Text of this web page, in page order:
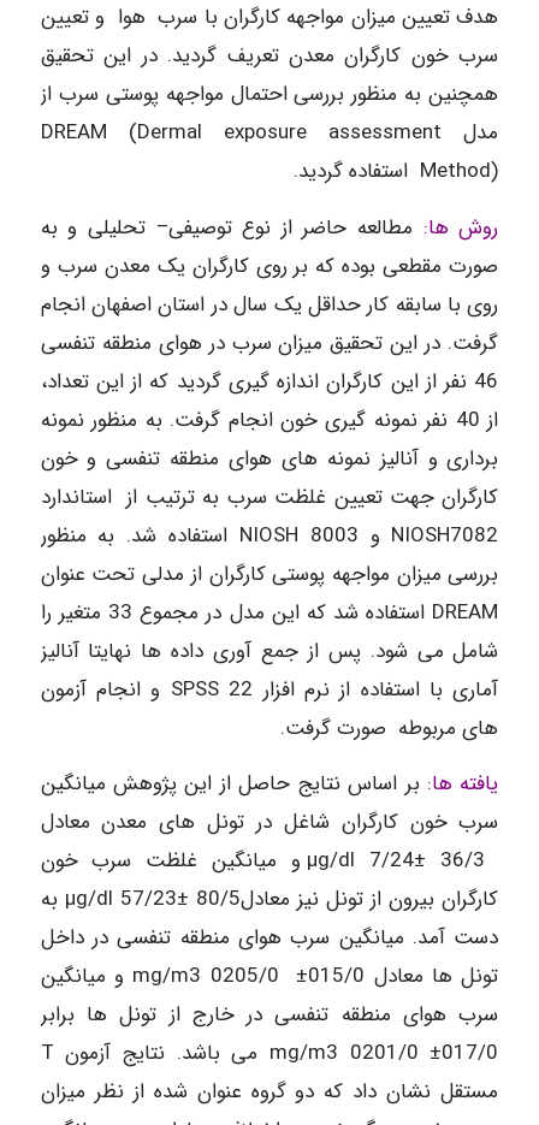
هدف تعیین میزان مواجهه کارگران با سرب هوا و تعیین
سرب خون کارگران معدن تعریف گردید. در این تحقیق
همچنین به منظور بررسی احتمال مواجهه پوستی سرب از
مدل DREAM (Dermal exposure assessment
Method) استفاده گردید.
روش ها: مطالعه حاضر از نوع توصیفی– تحلیلی و به
صورت مقطعی بوده که بر روی کارگران یک معدن سرب و
روی با سابقه کار حداقل یک سال در استان اصفهان انجام
گرفت. در این تحقیق میزان سرب در هوای منطقه تنفسی
46 نفر از این کارگران اندازه گیری گردید که از این تعداد،
از 40 نفر نمونه گیری خون انجام گرفت. به منظور نمونه
برداری و آنالیز نمونه های هوای منطقه تنفسی و خون
کارگران جهت تعیین غلظت سرب به ترتیب از استاندارد
NIOSH7082 و NIOSH 8003 استفاده شد. به منظور
بررسی میزان مواجهه پوستی کارگران از مدلی تحت عنوان
DREAM استفاده شد که این مدل در مجموع 33 متغیر را
شامل می شود. پس از جمع آوری داده ها نهایتا آنالیز
آماری با استفاده از نرم افزار SPSS 22 و انجام آزمون
های مربوطه صورت گرفت.
یافته ها: بر اساس نتایج حاصل از این پژوهش میانگین
سرب خون کارگران شاغل در تونل های معدن معادل
36/3 ±µg/dl 7/24 و میانگین غلظت سرب خون
کارگران بیرون از تونل نیز معادل80/5 ±µg/dl 57/23 به
دست آمد. میانگین سرب هوای منطقه تنفسی در داخل
تونل ها معادل 015/0± mg/m3 0205/0 و میانگین
سرب هوای منطقه تنفسی در خارج از تونل ها برابر
017/0± mg/m3 0201/0 می باشد. نتایج آزمون T
مستقل نشان داد که دو گروه عنوان شده از نظر میزان